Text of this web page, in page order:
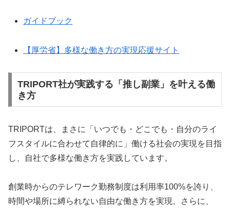
ガイドブック
【厚労省】多様な働き方の実現応援サイト
TRIPORT社が実践する「推し副業」を叶える働
き方
TRIPORTは、まさに「いつでも・どこでも・自分のライ
フスタイルに合わせて自律的に」働ける社会の実現を目指
し、自社で多様な働き方を実践しています。
創業時からのテレワーク勤務制度は利用率100%を誇り、
時間や場所に縛られない自由な働き方を実現。さらに、